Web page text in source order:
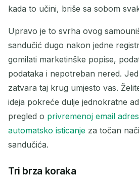
Izbriši odabrano
Osvježi
Sljedeće osvježavanje
POŠILJATELJ
kada to učini, briše sa sobom
Upravo je to svrha ovog
sandučić dugo nakon jedne
gomilati marketinške popise,
podataka i nepotreban nered.
zatvara taj krug umjesto vas.
ideja pokreće dulje jednokratne
pregled o privremenoj email
automatsko isticanje za točan
sandučića.
Tri brza koraka